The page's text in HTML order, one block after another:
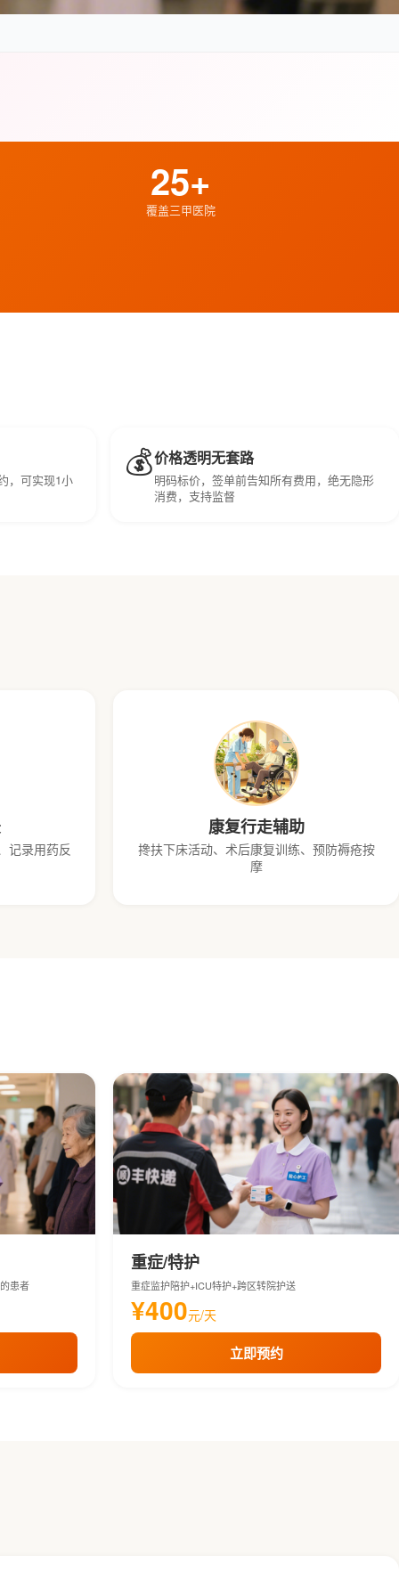
25+
覆盖三甲医院
，可实现1小
💰价格透明无套路
明码标价，签单前告知所有费用，绝无隐形
消费，支持监督
记录用药反
康复行走辅助
搀扶下床活动、术后康复训练、预防褥疮按
摩
患者
重症/特护
重症监护陪护+ICU特护+跨区转院护送
¥400元/天
立即预约